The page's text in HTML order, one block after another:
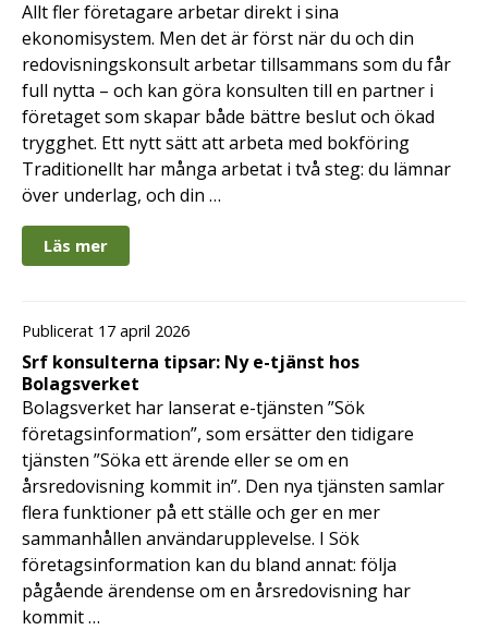
Allt fler företagare arbetar direkt i sina
ekonomisystem. Men det är först när du och din
redovisningskonsult arbetar tillsammans som du får
full nytta – och kan göra konsulten till en partner i
företaget som skapar både bättre beslut och ökad
trygghet. Ett nytt sätt att arbeta med bokföring
Traditionellt har många arbetat i två steg: du lämnar
över underlag, och din …
Läs mer
Publicerat 17 april 2026
Srf konsulterna tipsar: Ny e-tjänst hos
Bolagsverket
Bolagsverket har lanserat e-tjänsten ”Sök
företagsinformation”, som ersätter den tidigare
tjänsten ”Söka ett ärende eller se om en
årsredovisning kommit in”. Den nya tjänsten samlar
flera funktioner på ett ställe och ger en mer
sammanhållen användarupplevelse. I Sök
företagsinformation kan du bland annat: följa
pågående ärendense om en årsredovisning har
kommit …